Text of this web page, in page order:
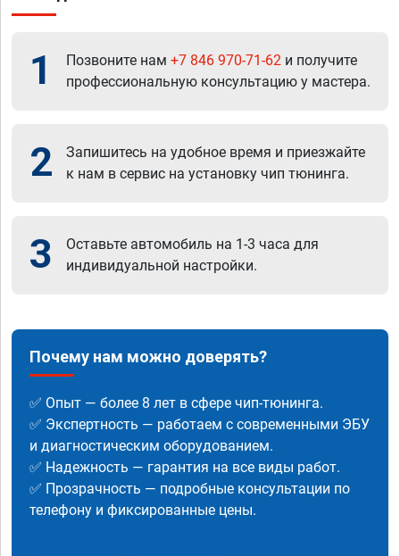
1 Позвоните нам +7 846 970-71-62 и получите
профессиональную консультацию у мастера.
2
Запишитесь на удобное время и приезжайте
к нам в сервис на установку чип тюнинга.
3
Оставьте автомобиль на 1-3 часа для
индивидуальной настройки.
Почему нам можно доверять?
✅ Опыт — более 8 лет в сфере чип-тюнинга.
✅ Экспертность — работаем с современными ЭБУ
и диагностическим оборудованием.
✅ Надежность — гарантия на все виды работ.
✅ Прозрачность — подробные консультации по
телефону и фиксированные цены.